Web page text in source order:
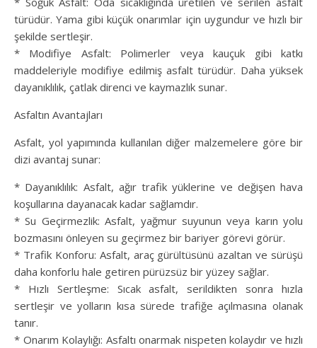
türüdür. Yama gibi küçük onarımlar için uygundur ve hızlı bir
şekilde sertleşir.
* Modifiye Asfalt: Polimerler veya kauçuk gibi katkı
maddeleriyle modifiye edilmiş asfalt türüdür. Daha yüksek
dayanıklılık, çatlak direnci ve kaymazlık sunar.
Asfaltın Avantajları
Asfalt, yol yapımında kullanılan diğer malzemelere göre bir
dizi avantaj sunar:
* Dayanıklılık: Asfalt, ağır trafik yüklerine ve değişen hava
koşullarına dayanacak kadar sağlamdır.
* Su Geçirmezlik: Asfalt, yağmur suyunun veya karın yolu
bozmasını önleyen su geçirmez bir bariyer görevi görür.
* Trafik Konforu: Asfalt, araç gürültüsünü azaltan ve sürüşü
daha konforlu hale getiren pürüzsüz bir yüzey sağlar.
* Hızlı Sertleşme: Sıcak asfalt, serildikten sonra hızla
sertleşir ve yolların kısa sürede trafiğe açılmasına olanak
tanır.
* Onarım Kolaylığı: Asfaltı onarmak nispeten kolaydır ve hızlı